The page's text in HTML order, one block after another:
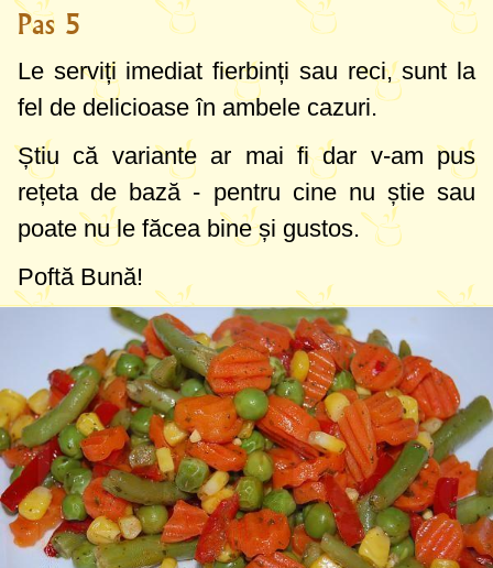
Pas 5
Le serviți imediat fierbinți sau reci, sunt la
fel de delicioase în ambele cazuri.
Știu că variante ar mai fi dar v-am pus
rețeta de bază - pentru cine nu știe sau
poate nu le făcea bine și gustos.
Poftă Bună!